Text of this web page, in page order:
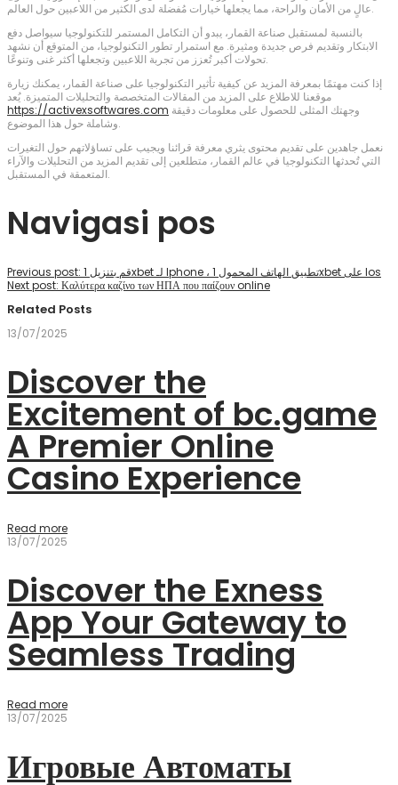
عالٍ من الأمان والراحة، مما يجعلها خيارات مُفضلة لدى الكثير من اللاعبين حول العالم.
بالنسبة لمستقبل صناعة القمار، يبدو أن التكامل المستمر للتكنولوجيا سيواصل دفع
الابتكار وتقديم فرص جديدة ومثيرة. مع استمرار تطور التكنولوجيا، من المتوقع أن نشهد
تحولات أكبر تُعزز من تجربة اللاعبين وتجعلها أكثر غنى وتنوعًا.
إذا كنت مهتمًا بمعرفة المزيد عن كيفية تأثير التكنولوجيا على صناعة القمار، يمكنك زيارة
موقعنا للاطلاع على المزيد من المقالات المتخصصة والتحليلات المتميزة. يُعد
https://activexsoftwares.com
وشاملة حول هذا الموضوع.
نعمل جاهدين على تقديم محتوى يثري معرفة قرائنا ويجيب على تساؤلاتهم حول التغيرات
التي تُحدثها التكنولوجيا في عالم القمار، متطلعين إلى تقديم المزيد من التحليلات والآراء
المتعمقة في المستقبل.
Navigasi pos
Previous post:
قم بتنزيل 1xbet لـ Iphone ، تطبيق الهاتف المحمول 1xbet على Ios
Next post: Καλύτερα καζίνο των ΗΠΑ που παίζουν online
Related Posts
13/07/2025
Discover the
Excitement of bc.game
A Premier Online
Casino Experience
Read more
13/07/2025
Discover the Exness
App Your Gateway to
Seamless Trading
Read more
13/07/2025
Игровые Автоматы